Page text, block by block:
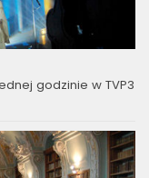
godzinie w TVP3